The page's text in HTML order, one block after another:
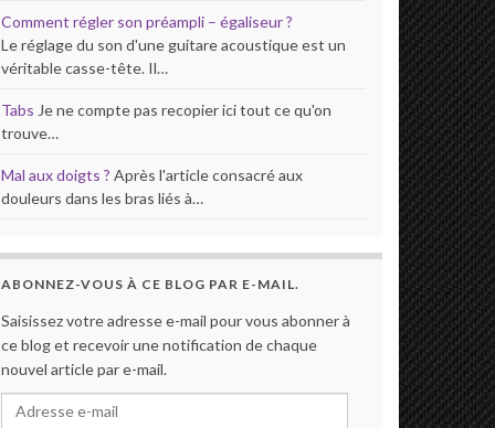
Comment régler son préampli – égaliseur ?
Le réglage du son d'une guitare acoustique est un
véritable casse-tête. Il…
Tabs Je ne compte pas recopier ici tout ce qu'on
trouve…
Mal aux doigts ? Après l'article consacré aux
douleurs dans les bras liés à…
ABONNEZ-VOUS À CE BLOG PAR E-MAIL.
Saisissez votre adresse e-mail pour vous abonner à
ce blog et recevoir une notification de chaque
nouvel article par e-mail.
Adresse e-mail